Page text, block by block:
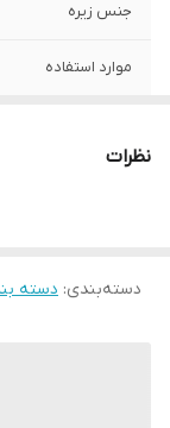
جنس زیره
موارد استفاده
کفش
کفش
نظرات
دسته‌بندی: دسته